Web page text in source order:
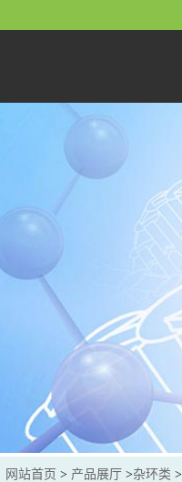
网站首页 > 产品展厅 >杂环类 >